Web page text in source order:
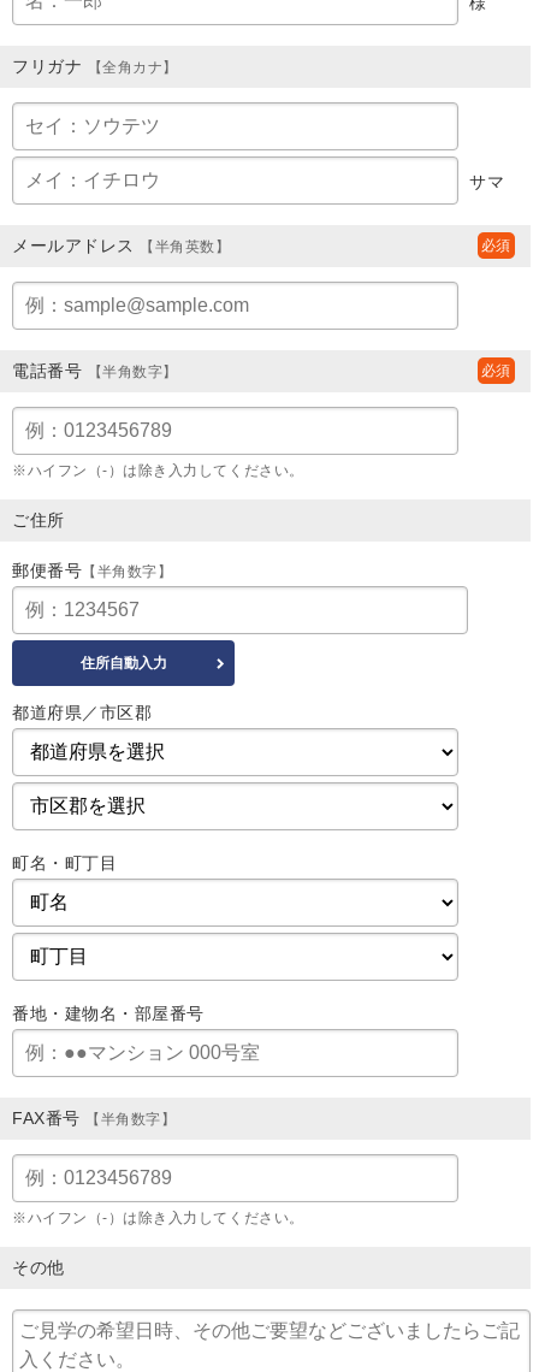
フリガナ 【全角カナ】
サマ
メールアドレス 【半角英数】
電話番号 【半角数字】
※ハイフン（-）は除き入力してください。
ご住所
郵便番号 【半角数字】
都道府県／市区郡
町名・町丁目
番地・建物名・部屋番号
FAX番号 【半角数字】
※ハイフン（-）は除き入力してください。
その他